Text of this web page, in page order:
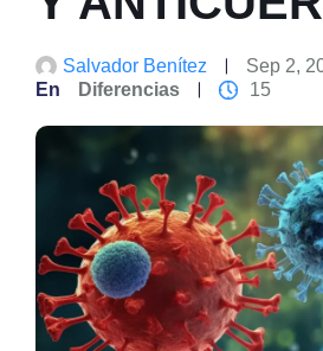
Salvador Benítez
Sep 2,
En
Diferencias 15